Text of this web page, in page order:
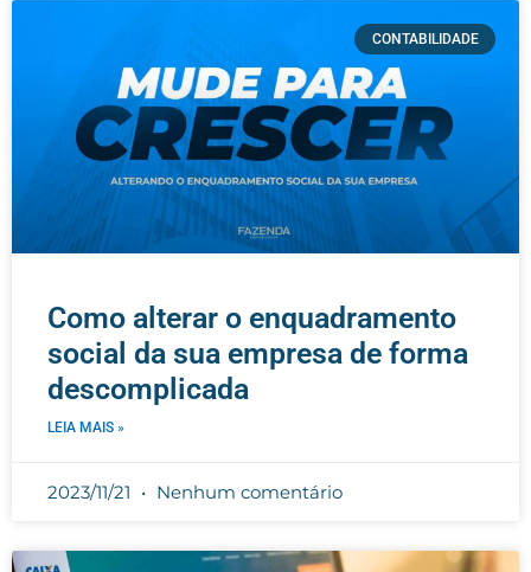
CONTABILIDADE
Como alterar o enquadramento
social da sua empresa de forma
descomplicada
LEIA MAIS »
2023/11/21 Nenhum comentário